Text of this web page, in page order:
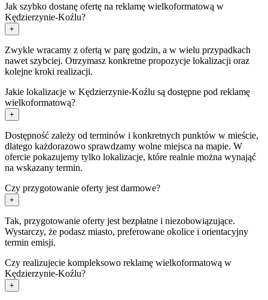
Jak szybko dostanę ofertę na reklamę wielkoformatową w
Kędzierzynie-Koźlu?
+
Zwykle wracamy z ofertą w parę godzin, a w wielu przypadkach
nawet szybciej. Otrzymasz konkretne propozycje lokalizacji oraz
kolejne kroki realizacji.
Jakie lokalizacje w Kędzierzynie-Koźlu są dostępne pod reklamę
wielkoformatową?
+
Dostępność zależy od terminów i konkretnych punktów w mieście,
dlatego każdorazowo sprawdzamy wolne miejsca na mapie. W
ofercie pokazujemy tylko lokalizacje, które realnie można wynająć
na wskazany termin.
Czy przygotowanie oferty jest darmowe?
+
Tak, przygotowanie oferty jest bezpłatne i niezobowiązujące.
Wystarczy, że podasz miasto, preferowane okolice i orientacyjny
termin emisji.
Czy realizujecie kompleksowo reklamę wielkoformatową w
Kędzierzynie-Koźlu?
+